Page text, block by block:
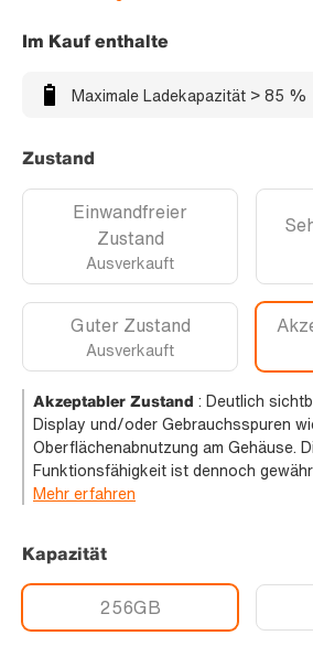
Im Kauf enthalte
Maximale Ladekapazität > 85 %
Zustand
Einwandfreier
Zustand
Ausverkauft
Guter Zustand
Ausverkauft
Akzeptabler Zustand : Deutlich
Display und/oder Gebrauchsspuren
Oberflächenabnutzung am Gehäuse.
Funktionsfähigkeit ist dennoch
Mehr erfahren
Kapazität
256GB